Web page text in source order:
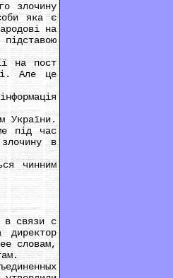
злочину
яка є
на
на пост
Але це
України.
під час
в
чинним
в связи с
директор
словам,